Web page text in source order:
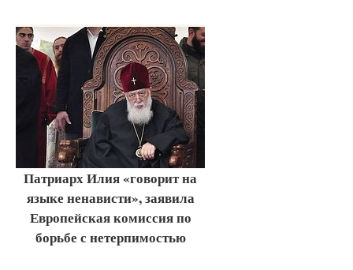
Патриарх Илия «говорит на
языке ненависти», заявила
Европейская комиссия по
борьбе с нетерпимостью